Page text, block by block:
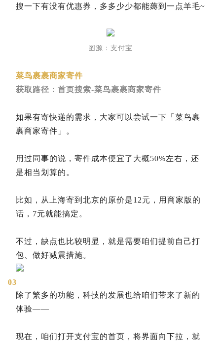
搜一下有没有优惠券，多多少少都能薅到一点羊毛~
图源：支付宝
菜鸟裹裹商家寄件
获取路径：首页搜索-菜鸟裹裹商家寄件
如果有寄快递的需求，大家可以尝试一下「菜鸟裹
裹商家寄件」。
用过同事的说，寄件成本便宜了大概50%左右，还
是相当划算的。
比如，从上海寄到北京的原价是12元，用商家版的
话，7元就能搞定。
不过，缺点也比较明显，就是需要咱们提前自己打
包、做好减震措施。
03
除了繁多的功能，科技的发展也给咱们带来了新的
体验——
现在，咱们打开支付宝的首页，将界面向下拉，就